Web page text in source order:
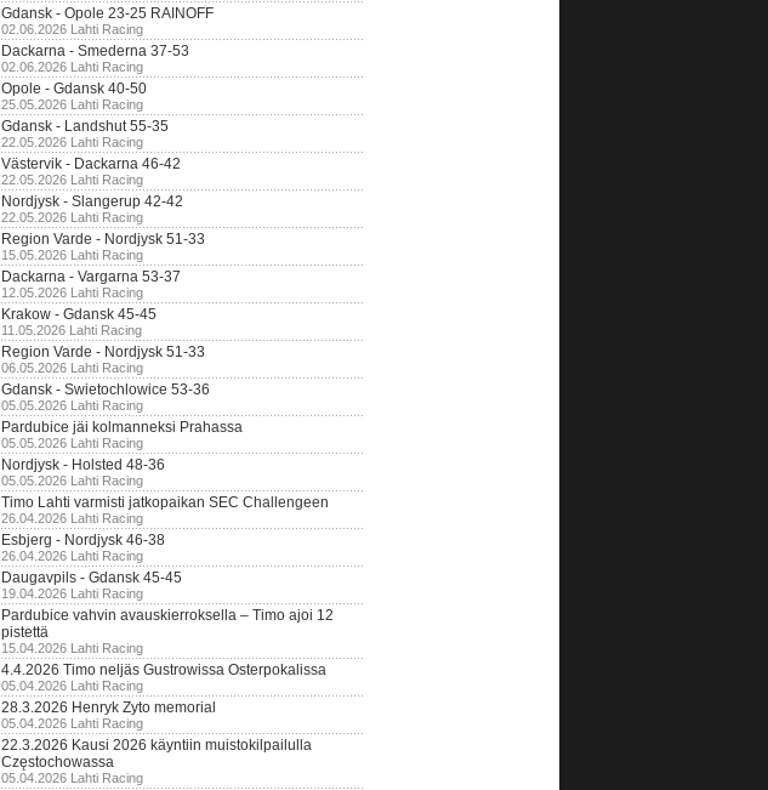
Gdansk - Opole 23-25 RAINOFF
02.06.2026 Lahti Racing
Dackarna - Smederna 37-53
02.06.2026 Lahti Racing
Opole - Gdansk 40-50
25.05.2026 Lahti Racing
Gdansk - Landshut 55-35
22.05.2026 Lahti Racing
Västervik - Dackarna 46-42
22.05.2026 Lahti Racing
Nordjysk - Slangerup 42-42
22.05.2026 Lahti Racing
Region Varde - Nordjysk 51-33
15.05.2026 Lahti Racing
Dackarna - Vargarna 53-37
12.05.2026 Lahti Racing
Krakow - Gdansk 45-45
11.05.2026 Lahti Racing
Region Varde - Nordjysk 51-33
06.05.2026 Lahti Racing
Gdansk - Swietochlowice 53-36
05.05.2026 Lahti Racing
Pardubice jäi kolmanneksi Prahassa
05.05.2026 Lahti Racing
Nordjysk - Holsted 48-36
05.05.2026 Lahti Racing
Timo Lahti varmisti jatkopaikan SEC Challengeen
26.04.2026 Lahti Racing
Esbjerg - Nordjysk 46-38
26.04.2026 Lahti Racing
Daugavpils - Gdansk 45-45
19.04.2026 Lahti Racing
Pardubice vahvin avauskierroksella – Timo ajoi 12
pistettä
15.04.2026 Lahti Racing
4.4.2026 Timo neljäs Gustrowissa Osterpokalissa
05.04.2026 Lahti Racing
28.3.2026 Henryk Zyto memorial
05.04.2026 Lahti Racing
22.3.2026 Kausi 2026 käyntiin muistokilpailulla
Częstochowassa
05.04.2026 Lahti Racing